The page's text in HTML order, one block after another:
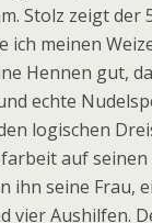
Stolz zeigt der
ich meinen
Hennen gut,
echte
logischen
auf seinen
ihn seine Frau,
vier Aushilfen.